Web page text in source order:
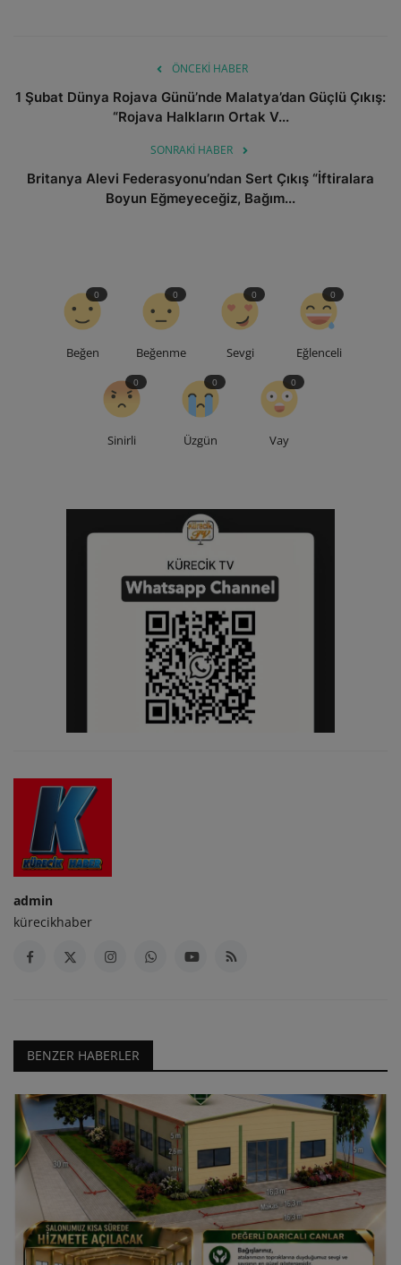
ÖNCEKI HABER
1 Şubat Dünya Rojava Günü’nde Malatya’dan Güçlü Çıkış:
“Rojava Halkların Ortak V...
SONRAKI HABER
Britanya Alevi Federasyonu’ndan Sert Çıkış “İftiralara
Boyun Eğmeyeceğiz, Bağım...
Beğen
0
Beğenme
0
Sevgi
0
Eğlenceli
0
Sinirli
0
Üzgün
0
Vay
0
admin
kürecikhaber
BENZER HABERLER